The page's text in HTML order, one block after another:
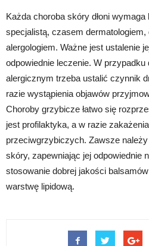
Każda choroba skóry dłoni
specjalistą, czasem
alergologiem. Ważne jest ustalenie
odpowiednie leczenie. W przypadku
alergicznym trzeba ustalić czynnik
razie wystąpienia objawów
Choroby grzybicze łatwo się
jest profilaktyka, a w razie
przeciwgrzybiczych. Zawsze
skóry, zapewniając jej odpowiednie
stosowanie dobrej jakości
warstwę lipidową.